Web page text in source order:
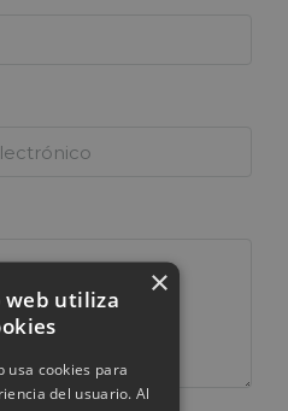
×
web utiliza
usa cookies para
del usuario. Al